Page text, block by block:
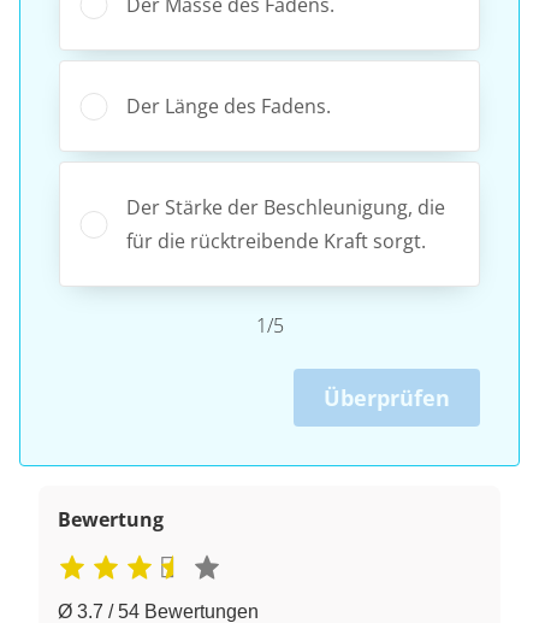
Der Länge des Fadens.
Der Stärke der Beschleunigung, die
für die rücktreibende Kraft sorgt.
1/5
Überprüfen
Bewertung
Ø 3.7 / 54 Bewertungen